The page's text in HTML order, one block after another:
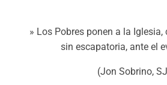
» Los Pobres ponen a la
sin escapatoria, ante el
(Jon Sobrino,